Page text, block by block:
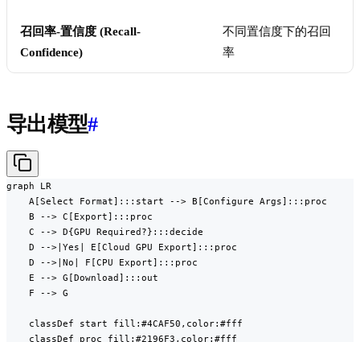
召回率-置信度 (Recall-
Confidence)
不同置信度下的召回
率
导出模型#
graph LR
    A[Select Format]:::start --> B[Configure Args]:::proc
    B --> C[Export]:::proc
    C --> D{GPU Required?}:::decide
    D -->|Yes| E[Cloud GPU Export]:::proc
    D -->|No| F[CPU Export]:::proc
    E --> G[Download]:::out
    F --> G
    classDef start fill:#4CAF50,color:#fff
    classDef proc fill:#2196F3,color:#fff